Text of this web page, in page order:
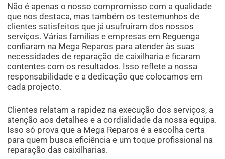
Não é apenas o nosso compromisso com a qualidade
que nos destaca, mas também os testemunhos de
clientes satisfeitos que já usufruíram dos nossos
serviços. Várias famílias e empresas em Reguenga
confiaram na Mega Reparos para atender às suas
necessidades de reparação de caixilharia e ficaram
contentes com os resultados. Isso reflete a nossa
responsabilidade e a dedicação que colocamos em
cada projecto.
Clientes relatam a rapidez na execução dos serviços, a
atenção aos detalhes e a cordialidade da nossa equipa.
Isso só prova que a Mega Reparos é a escolha certa
para quem busca eficiência e um toque profissional na
reparação das caixilharias.